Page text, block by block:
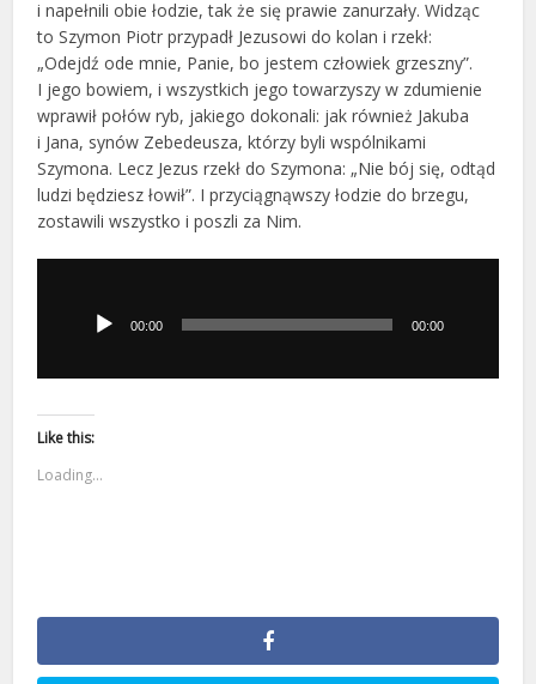
i napełnili obie łodzie, tak że się prawie zanurzały. Widząc
to Szymon Piotr przypadł Jezusowi do kolan i rzekł:
„Odejdź ode mnie, Panie, bo jestem człowiek grzeszny”.
I jego bowiem, i wszystkich jego towarzyszy w zdumienie
wprawił połów ryb, jakiego dokonali: jak również Jakuba
i Jana, synów Zebedeusza, którzy byli wspólnikami
Szymona. Lecz Jezus rzekł do Szymona: „Nie bój się, odtąd
ludzi będziesz łowił”. I przyciągnąwszy łodzie do brzegu,
zostawili wszystko i poszli za Nim.
dźwiękowych00:00 00:00
Like this:
Loading...